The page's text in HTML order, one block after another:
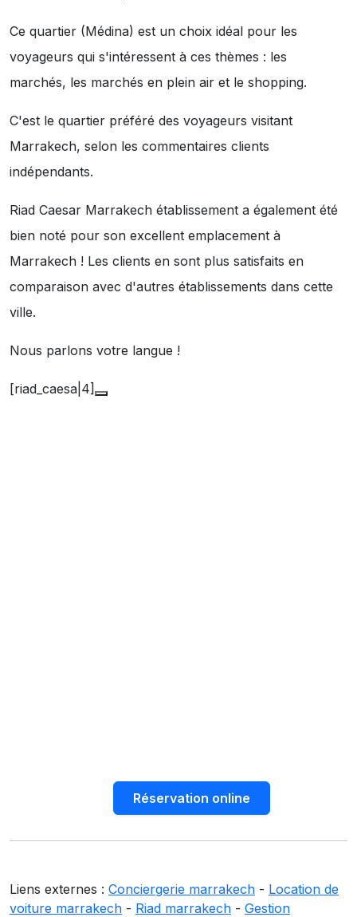
Ce quartier (Médina) est un choix idéal pour les
voyageurs qui s'intéressent à ces thèmes : les
marchés, les marchés en plein air et le shopping.
C'est le quartier préféré des voyageurs visitant
Marrakech, selon les commentaires clients
indépendants.
Riad Caesar Marrakech établissement a également été
bien noté pour son excellent emplacement à
Marrakech ! Les clients en sont plus satisfaits en
comparaison avec d'autres établissements dans cette
ville.
Nous parlons votre langue !
[riad_caesa|4]
Réservation online
Liens externes : Conciergerie marrakech - Location de
voiture marrakech - Riad marrakech - Gestion